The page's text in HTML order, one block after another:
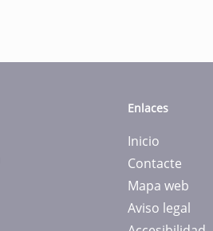
Enlaces
Inicio
Contacte
Mapa web
Aviso legal